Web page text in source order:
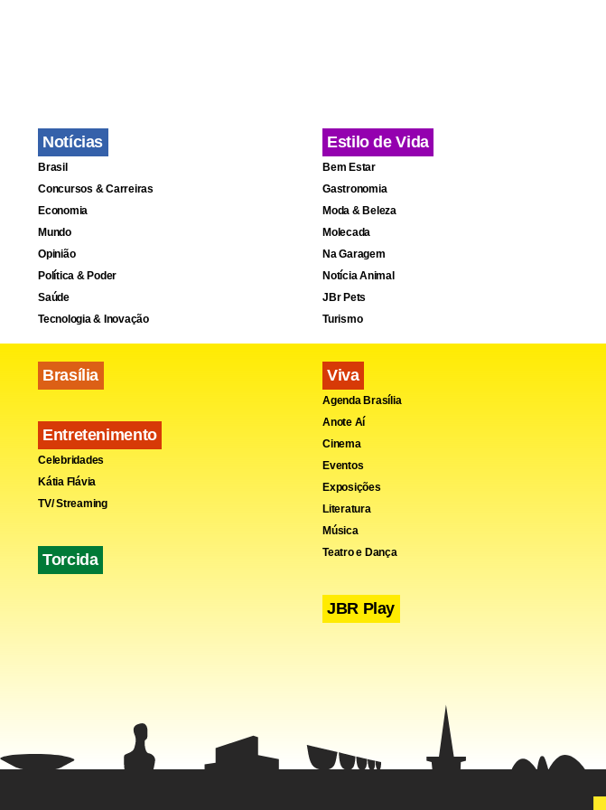
Notícias
Brasil
Concursos & Carreiras
Economia
Mundo
Opinião
Política & Poder
Saúde
Tecnologia & Inovação
Brasília
Entretenimento
Celebridades
Kátia Flávia
TV/ Streaming
Torcida
Estilo de Vida
Bem Estar
Gastronomia
Moda & Beleza
Molecada
Na Garagem
Notícia Animal
JBr Pets
Turismo
Viva
Agenda Brasília
Anote Aí
Cinema
Eventos
Exposições
Literatura
Música
Teatro e Dança
JBR Play